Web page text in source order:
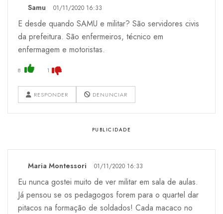
Samu 01/11/2020 16:33
E desde quando SAMU e militar? São servidores civis
da prefeitura. São enfermeiros, técnico em
enfermagem e motoristas.
8 1
RESPONDER DENUNCIAR
Maria Montessori 01/11/2020 16:33
Eu nunca gostei muito de ver militar em sala de aulas.
Já pensou se os pedagogos forem para o quartel dar
pitacos na formação de soldados! Cada macaco no